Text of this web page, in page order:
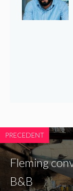
PRECEDENT
Fleming
B&B